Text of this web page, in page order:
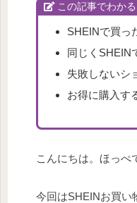
この記事でわかる
SHEINで買っ
同じくSHEIN
失敗しないシ
お得に購入す
こんにちは。ほっぺ
今回はSHEINお買い